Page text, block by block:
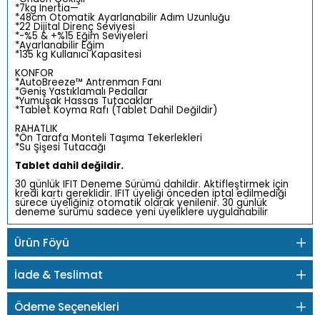
*7kg Inertia—
*48cm Otomatik Ayarlanabilir Adım Uzunluğu
*22 Dijital Direnç Seviyesi
*-%5 & +%15 Eğim Seviyeleri
*Ayarlanabilir Eğim
*135 kg Kullanıcı Kapasitesi
KONFOR
*AutoBreeze™ Antrenman Fanı
*Geniş Yastıklamalı Pedallar
*Yumuşak Hassas Tutacaklar
*Tablet Koyma Rafı (Tablet Dahil Değildir)
RAHATLIK
*Ön Tarafa Monteli Taşıma Tekerlekleri
*Su Şişesi Tutacağı
Tablet dahil değildir.
30 günlük IFIT Deneme Sürümü dahildir. Aktifleştirmek için
kredi kartı gereklidir. IFIT üyeliği önceden iptal edilmediği
sürece üyeliğiniz otomatik olarak yenilenir. 30 günlük
deneme sürümü sadece yeni üyeliklere uygulanabilir
Ürün Föyü
İade & Teslimat
Ödeme Seçenekleri